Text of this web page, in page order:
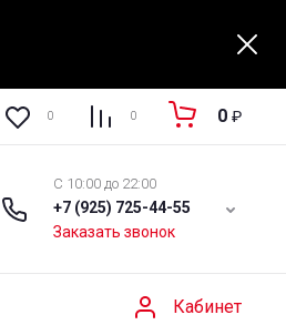
Регистрация Полезная
0 0 0 ₽
C 10:00 до 22:00
+7 (925) 725-44-55
Заказать звонок
Кабинет